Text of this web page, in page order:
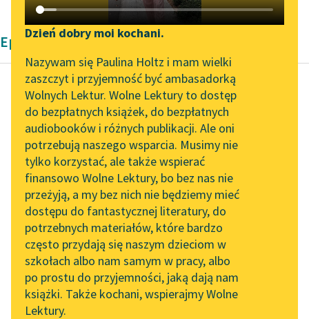
Katalog DAISY
Podkasty o książkach
Zgłoś brak utworu
Aktualności
„Prokurator Alicja Horn”
do słuchania
Byliśmy częścią AI Impact
Lab
Zapraszamy na spotkanie
online z tłumaczkami
literatury skandynawskiej
Spotkanie z Katarzyną
Tunkiel w Oslo
102. lata temu zmarł
Joseph Conrad
Narzędzia
Mapa Wolnych Lektur
Leśmianator
Przewodnik dla piszących i
czytających
API
OAI-PMH
Widget Wolnych Lektur
Przypisy
Dzień dobry moi kochani.
Nazywam się Paulina Holtz i mam wielki
zaszczyt i przyjemność być ambasadorką
Wolnych Lektur. Wolne Lektury to dostęp
do bezpłatnych książek, do bezpłatnych
audiobooków i różnych publikacji. Ale oni
potrzebują naszego wsparcia. Musimy nie
tylko korzystać, ale także wspierać
finansowo Wolne Lektury, bo bez nas nie
przeżyją, a my bez nich nie będziemy mieć
dostępu do fantastycznej literatury, do
potrzebnych materiałów, które bardzo
często przydają się naszym dzieciom w
szkołach albo nam samym w pracy, albo
po prostu do przyjemności, jaką dają nam
książki. Także kochani, wspierajmy Wolne
Lektury.
Epika Zofii Urbanowskiej
Zofia Urbanowska
Księżniczka
Z przeproszeniem
panny, ale to pewnie
był tylko żart? Gdzie by
zaś panna uczesać się...
Czytaj więcej